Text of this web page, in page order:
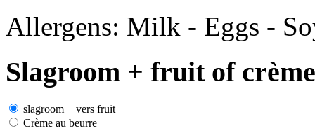
Allergens: Milk - Eggs -
Slagroom + fruit of
slagroom + vers fruit
Crème au beurre